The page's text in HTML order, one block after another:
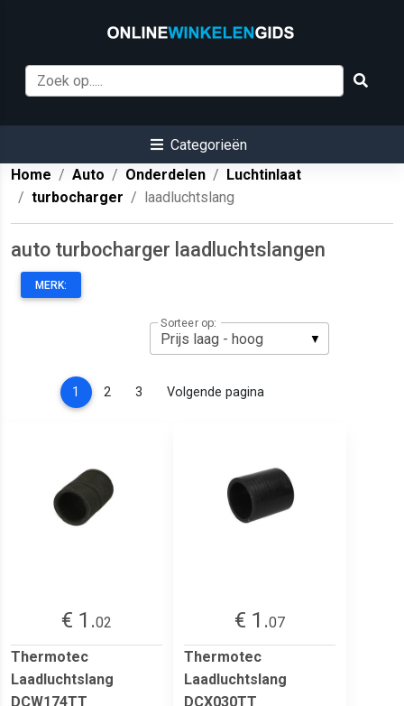
Categorieën
Home
Auto Onderdelen
Luchtinlaat
turbocharger
laadluchtslang
auto turbocharger laadluchtslangen
MERK:
Sorteer op:
1 (current)
2 3 Volgende pagina
€ 1.02
Thermotec
Laadluchtslang
DCW174TT
€ 1.07
Thermotec
Laadluchtslang
DCX030TT